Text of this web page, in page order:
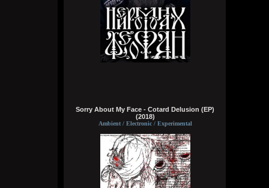
Wirtuozik
Сегодня в 16:12:17
Цитата: Кукуня
Ты же сам знаешь, что я прав
Кукуня
Сегодня в 16:10:04
Цитата: Wirtuozik
какие на хуй пруфы еблан? чо ты
доказать хочешь? Ты же сам знаешь, что
я прав, я прекрасно помню все твои
Sorry About My Face - Cotard Delusion (EP)
(2018)
Ambient / Electronic / Experimental